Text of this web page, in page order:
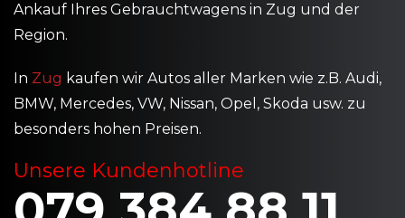
Ankauf Ihres Gebrauchtwagens in Zug und der
Region.
In Zug kaufen wir Autos aller Marken wie z.B. Audi,
BMW, Mercedes, VW, Nissan, Opel, Skoda usw. zu
besonders hohen Preisen.
Unsere Kundenhotline